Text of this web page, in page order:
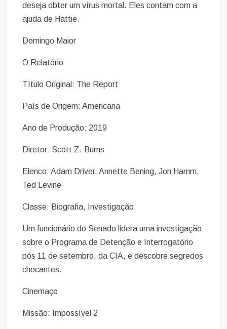
deseja obter um vírus mortal. Eles contam com a
ajuda de Hattie.
Domingo Maior
O Relatório
Título Original: The Report
País de Origem: Americana
Ano de Produção: 2019
Diretor: Scott Z. Burns
Elenco: Adam Driver, Annette Bening, Jon Hamm,
Ted Levine
Classe: Biografia, Investigação
Um funcionário do Senado lidera uma investigação
sobre o Programa de Detenção e Interrogatório
pós 11 de setembro, da CIA, e descobre segredos
chocantes.
Cinemaço
Missão: Impossível 2